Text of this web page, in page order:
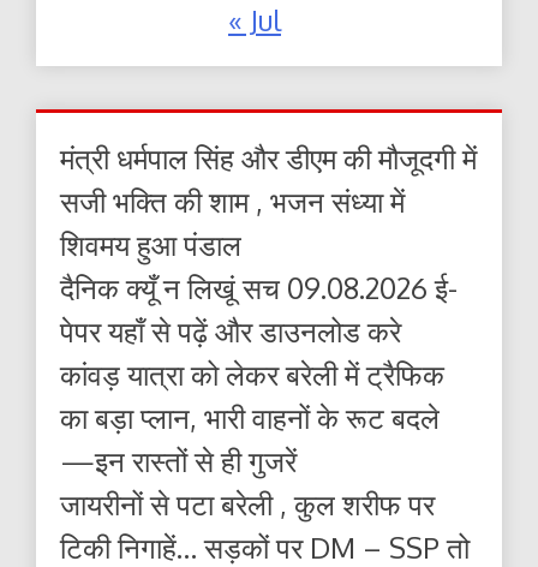
« Jul
मंत्री धर्मपाल सिंह और डीएम की मौजूदगी में
सजी भक्ति की शाम , भजन संध्या में
शिवमय हुआ पंडाल
दैनिक क्यूँ न लिखूं सच 09.08.2026 ई-
पेपर यहाँ से पढ़ें और डाउनलोड करे
कांवड़ यात्रा को लेकर बरेली में ट्रैफिक
का बड़ा प्लान, भारी वाहनों के रूट बदले
—इन रास्तों से ही गुजरें
जायरीनों से पटा बरेली , कुल शरीफ पर
टिकी निगाहें… सड़कों पर DM – SSP तो